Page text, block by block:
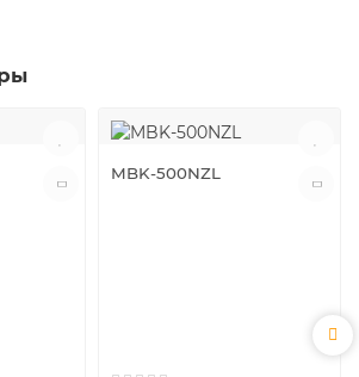
MBK-500NZL